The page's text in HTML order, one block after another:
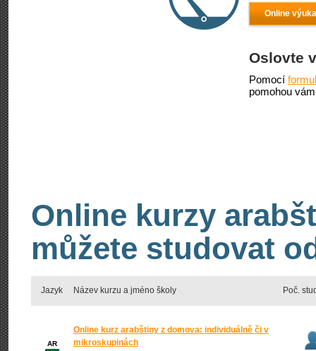
Online
Oslovte
Pomocí
pomohou
Online kurzy
můžete studovat
Jazyk Název kurzu a jméno školy Poč.
AR
Online kurz arabštiny z domova: individuálně či v
mikroskupinách